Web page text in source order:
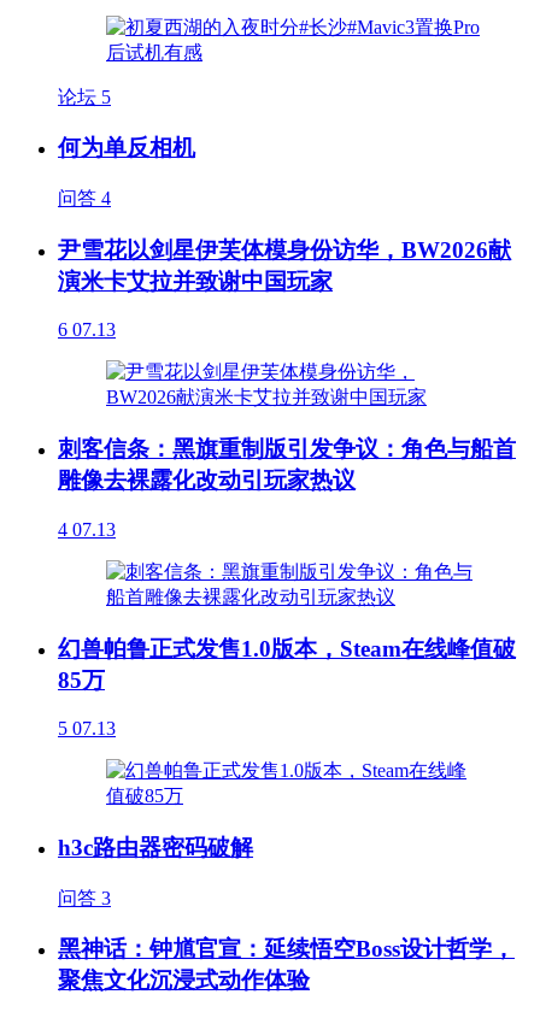
论坛 5
何为单反相机
问答 4
尹雪花以剑星伊芙体模身份访华，BW2026献
演米卡艾拉并致谢中国玩家
6 07.13
刺客信条：黑旗重制版引发争议：角色与船首
雕像去裸露化改动引玩家热议
4 07.13
幻兽帕鲁正式发售1.0版本，Steam在线峰值破
85万
5 07.13
h3c路由器密码破解
问答 3
黑神话：钟馗官宣：延续悟空Boss设计哲学，
聚焦文化沉浸式动作体验